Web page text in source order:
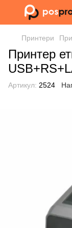
Принтери
Принтер
Артикул: 2524